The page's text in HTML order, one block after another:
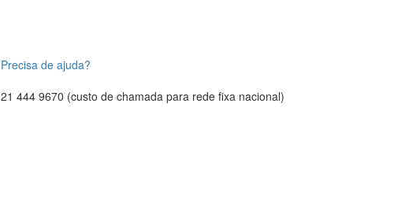
Precisa de ajuda?
21 444 9670 (custo de chamada para rede fixa nacional)